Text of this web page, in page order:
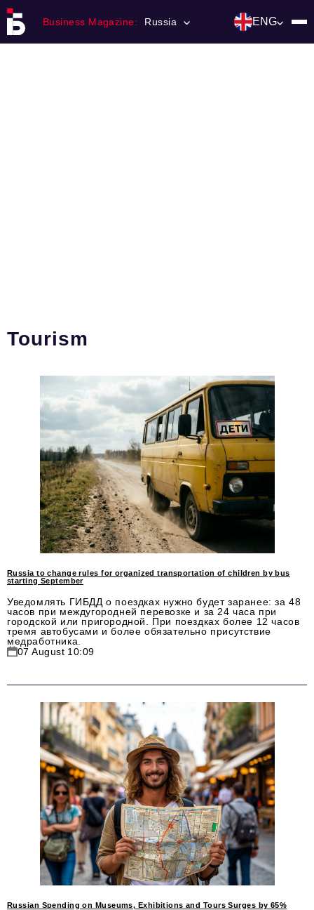
Business Magazine: Russia ENG
Тема номера
Юридический практикум
Стиль жизни
Туризм
Импортозамещение
Эксперты
Авторские материалы
Видео
Phone number of the editorial office:+7 495 727-01-67
Information Department
info@business-magazine.online
Advertising Department
reklama@business-magazine.online
Distribution department/editorial subscription
podpiska@business-magazine.online
Partner Relations Department
partner@business-magazine.online
Tourism
Russia to change rules for organized transportation of children by bus
starting September
Уведомлять ГИБДД о поездках нужно будет заранее: за 48
часов при междугородней перевозке и за 24 часа при
городской или пригородной. При поездках более 12 часов
тремя автобусами и более обязательно присутствие
медработника.
07 August 10:09
Russian Spending on Museums, Exhibitions and Tours Surges by 65%